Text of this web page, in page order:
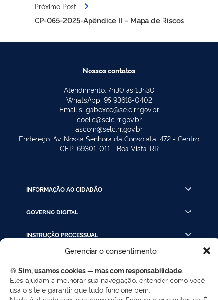
Gerenciar o consentimento
🍪 Sim, usamos cookies — mas com responsabilidade.
Eles ajudam a melhorar sua navegação, entender como você
usa o site e garantir que tudo funcione bem.
Próximo Post
CP-065-2025-Apêndice II – Mapa de Riscos
Nossos contatos
Atendimento: 7h30 às 13h30
WhatsApp: 95 93618-0402
Email's: gabexec@selc.rr.gov.br
coelic@selc.rr.gov.br
ascom@selc.rr.gov.br
Endereço: Av. Nossa Senhora da Consolata, 472 - Centro
CEP: 69301-011 - Boa Vista-RR
INFORMAÇÃO AO CIDADÃO
GOVERNO DIGITAL
INSTRUÇÃO PROCESSUAL
REDES SOCIAIS